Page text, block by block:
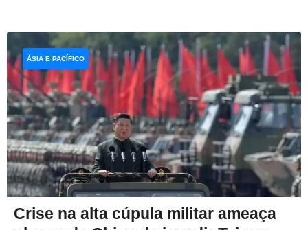
Crise na alta cúpula militar ameaça
ÁSIA E PACÍFICO